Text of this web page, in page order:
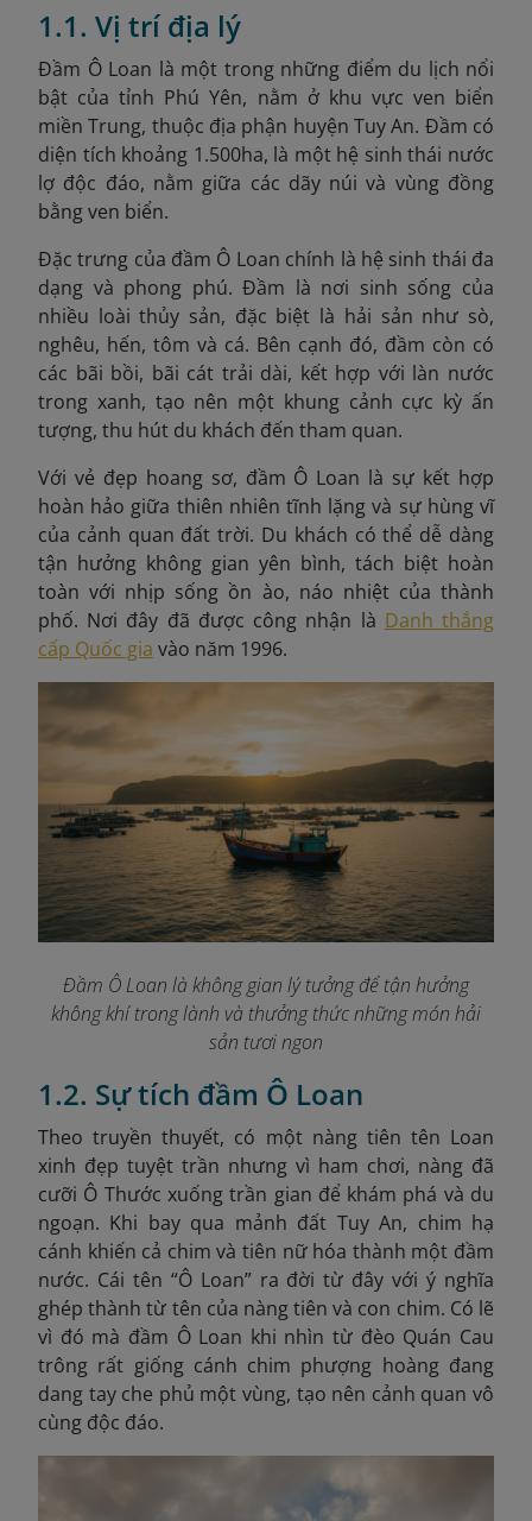
1.1. Vị trí địa lý
Đầm Ô Loan là một trong những điểm du lịch nổi
bật của tỉnh Phú Yên, nằm ở khu vực ven biển
miền Trung, thuộc địa phận huyện Tuy An. Đầm có
diện tích khoảng 1.500ha, là một hệ sinh thái nước
lợ độc đáo, nằm giữa các dãy núi và vùng đồng
bằng ven biển.
Đặc trưng của đầm Ô Loan chính là hệ sinh thái đa
dạng và phong phú. Đầm là nơi sinh sống của
nhiều loài thủy sản, đặc biệt là hải sản như sò,
nghêu, hến, tôm và cá. Bên cạnh đó, đầm còn có
các bãi bồi, bãi cát trải dài, kết hợp với làn nước
trong xanh, tạo nên một khung cảnh cực kỳ ấn
tượng, thu hút du khách đến tham quan.
Với vẻ đẹp hoang sơ, đầm Ô Loan là sự kết hợp
hoàn hảo giữa thiên nhiên tĩnh lặng và sự hùng vĩ
của cảnh quan đất trời. Du khách có thể dễ dàng
tận hưởng không gian yên bình, tách biệt hoàn
toàn với nhịp sống ồn ào, náo nhiệt của thành
phố. Nơi đây đã được công nhận là Danh thắng
cấp Quốc gia vào năm 1996.
Đầm Ô Loan là không gian lý tưởng để tận hưởng
không khí trong lành và thưởng thức những món hải
sản tươi ngon
1.2. Sự tích đầm Ô Loan
Theo truyền thuyết, có một nàng tiên tên Loan
xinh đẹp tuyệt trần nhưng vì ham chơi, nàng đã
cưỡi Ô Thước xuống trần gian để khám phá và du
ngoạn. Khi bay qua mảnh đất Tuy An, chim hạ
cánh khiến cả chim và tiên nữ hóa thành một đầm
nước. Cái tên “Ô Loan” ra đời từ đây với ý nghĩa
ghép thành từ tên của nàng tiên và con chim. Có lẽ
vì đó mà đầm Ô Loan khi nhìn từ đèo Quán Cau
trông rất giống cánh chim phượng hoàng đang
dang tay che phủ một vùng, tạo nên cảnh quan vô
cùng độc đáo.